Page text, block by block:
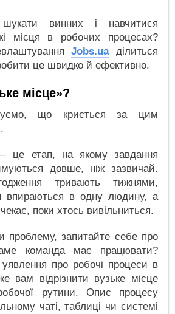
винних і навчитися
місця в робочих процесах?
Jobs.uaділиться
це швидко й ефективно.
місце»?
що криється за цим
це етап, на якому завдання
довше, ніж зазвичай.
тривають тижнями,
впираються в одну людину, а
поки хтось вивільниться.
проблему, запитайте себе про
команда має працювати?
уявлення про робочі процеси в
вам відрізнити вузьке місце
рутини. Опис процесу
чаті, таблиці чи системі